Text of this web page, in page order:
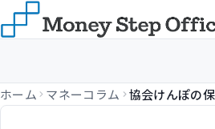
ホーム マネーコラム